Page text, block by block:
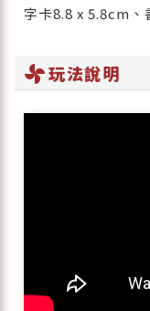
字卡8.8 x 5.8cm、
toys_fan玩法說明